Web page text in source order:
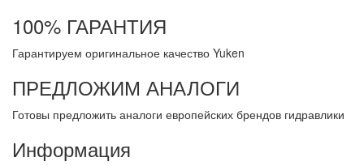
100% ГАРАНТИЯ
Гарантируем оригинальное качество Yuken
ПРЕДЛОЖИМ АНАЛОГИ
Готовы предложить аналоги европейских брендов гидравлики
Информация